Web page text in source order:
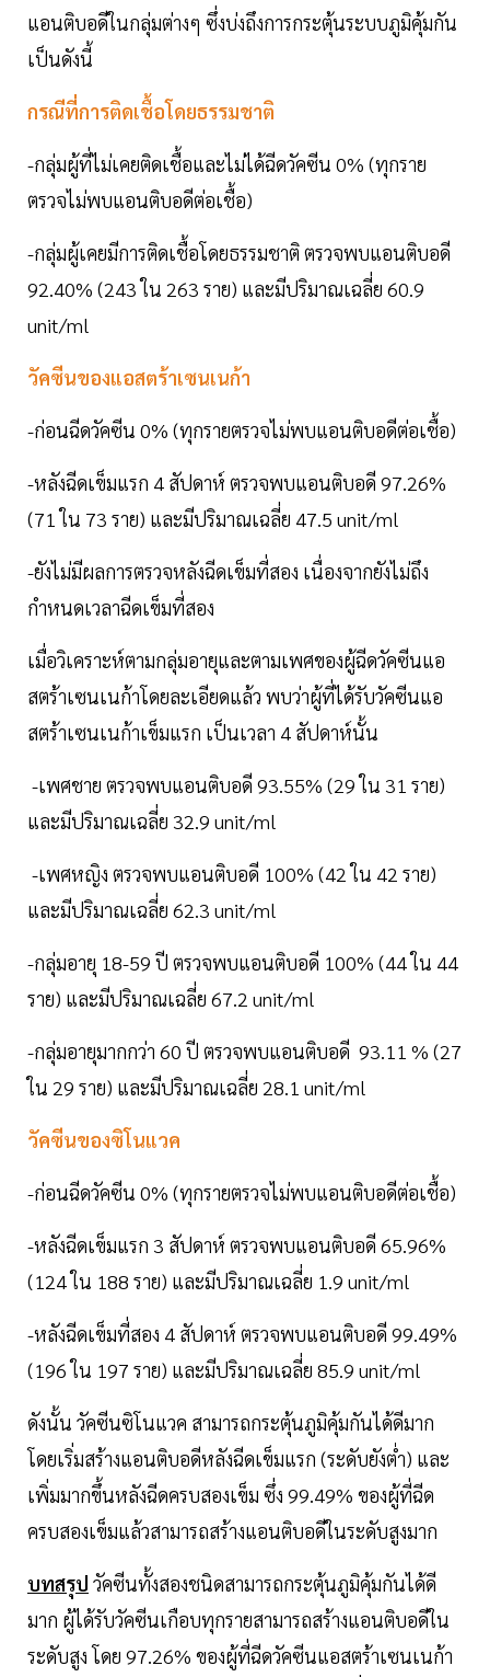
แอนติบอดีในกลุ่มต่างๆ ซึ่งบ่งถึงการกระตุ้นระบบภูมิคุ้มกัน
เป็นดังนี้
กรณีที่การติดเชื้อโดยธรรมชาติ
-กลุ่มผู้ที่ไม่เคยติดเชื้อและไม่ได้ฉีดวัคซีน 0% (ทุกราย
ตรวจไม่พบแอนติบอดีต่อเชื้อ)
-กลุ่มผู้เคยมีการติดเชื้อโดยธรรมชาติ ตรวจพบแอนติบอดี
92.40% (243 ใน 263 ราย) และมีปริมาณเฉลี่ย 60.9
unit/ml
วัคซีนของแอสตร้าเซนเนก้า
-ก่อนฉีดวัคซีน 0% (ทุกรายตรวจไม่พบแอนติบอดีต่อเชื้อ)
-หลังฉีดเข็มแรก 4 สัปดาห์ ตรวจพบแอนติบอดี 97.26%
(71 ใน 73 ราย) และมีปริมาณเฉลี่ย 47.5 unit/ml
-ยังไม่มีผลการตรวจหลังฉีดเข็มที่สอง เนื่องจากยังไม่ถึง
กำหนดเวลาฉีดเข็มที่สอง
เมื่อวิเคราะห์ตามกลุ่มอายุและตามเพศของผู้ฉีดวัคซีนแอ
สตร้าเซนเนก้าโดยละเอียดแล้ว พบว่าผู้ที่ได้รับวัคซีนแอ
สตร้าเซนเนก้าเข็มแรก เป็นเวลา 4 สัปดาห์นั้น
-เพศชาย ตรวจพบแอนติบอดี 93.55% (29 ใน 31 ราย)
และมีปริมาณเฉลี่ย 32.9 unit/ml
-เพศหญิง ตรวจพบแอนติบอดี 100% (42 ใน 42 ราย)
และมีปริมาณเฉลี่ย 62.3 unit/ml
-กลุ่มอายุ 18-59 ปี ตรวจพบแอนติบอดี 100% (44 ใน 44
ราย) และมีปริมาณเฉลี่ย 67.2 unit/ml
-กลุ่มอายุมากกว่า 60 ปี ตรวจพบแอนติบอดี 93.11 % (27
ใน 29 ราย) และมีปริมาณเฉลี่ย 28.1 unit/ml
วัคซีนของซิโนแวค
-ก่อนฉีดวัคซีน 0% (ทุกรายตรวจไม่พบแอนติบอดีต่อเชื้อ)
-หลังฉีดเข็มแรก 3 สัปดาห์ ตรวจพบแอนติบอดี 65.96%
(124 ใน 188 ราย) และมีปริมาณเฉลี่ย 1.9 unit/ml
-หลังฉีดเข็มที่สอง 4 สัปดาห์ ตรวจพบแอนติบอดี 99.49%
(196 ใน 197 ราย) และมีปริมาณเฉลี่ย 85.9 unit/ml
ดังนั้น วัคซีนซิโนแวค สามารถกระตุ้นภูมิคุ้มกันได้ดีมาก
โดยเริ่มสร้างแอนติบอดีหลังฉีดเข็มแรก (ระดับยังต่ำ) และ
เพิ่มมากขึ้นหลังฉีดครบสองเข็ม ซึ่ง 99.49% ของผู้ที่ฉีด
ครบสองเข็มแล้วสามารถสร้างแอนติบอดีในระดับสูงมาก
บทสรุป วัคซีนทั้งสองชนิดสามารถกระตุ้นภูมิคุ้มกันได้ดี
มาก ผู้ได้รับวัคซีนเกือบทุกรายสามารถสร้างแอนติบอดีใน
ระดับสูง โดย 97.26% ของผู้ที่ฉีดวัคซีนแอสตร้าเซนเนก้า